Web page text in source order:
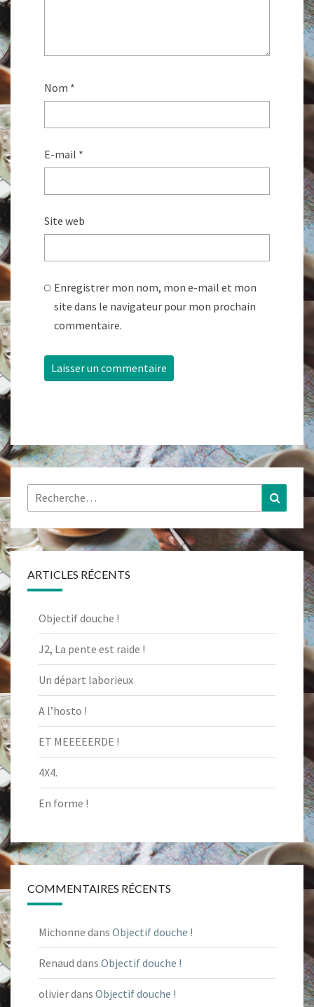
Nom *
E-mail *
Site web
Enregistrer mon nom, mon e-mail et mon
site dans le navigateur pour mon prochain
commentaire.
Rechercher :
ARTICLES RÉCENTS
Objectif douche !
J2, La pente est raide !
Un départ laborieux
A l’hosto !
ET MEEEEERDE !
4X4.
En forme !
COMMENTAIRES RÉCENTS
Michonne dans Objectif douche !
Renaud dans Objectif douche !
olivierdans Objectif douche !